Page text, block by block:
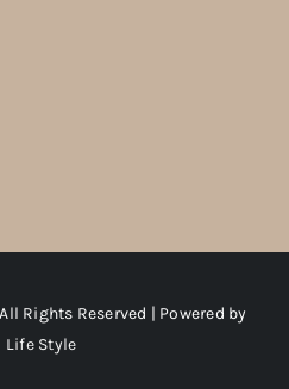
Rights Reserved | Powered by
Life Style